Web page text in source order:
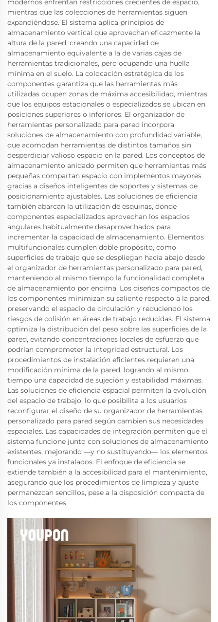
modernos enfrentan restricciones crecientes de espacio,
mientras que las colecciones de herramientas siguen
expandiéndose. El sistema aplica principios de
almacenamiento vertical que aprovechan eficazmente la
altura de la pared, creando una capacidad de
almacenamiento equivalente a la de varias cajas de
herramientas tradicionales, pero ocupando una huella
mínima en el suelo. La colocación estratégica de los
componentes garantiza que las herramientas más
utilizadas ocupen zonas de máxima accesibilidad, mientras
que los equipos estacionales o especializados se ubican en
posiciones superiores o inferiores. El organizador de
herramientas personalizado para pared incorpora
soluciones de almacenamiento con profundidad variable,
que acomodan herramientas de distintos tamaños sin
desperdiciar valioso espacio en la pared. Los conceptos de
almacenamiento anidado permiten que herramientas más
pequeñas compartan espacio con implementos mayores
gracias a diseños inteligentes de soportes y sistemas de
posicionamiento ajustables. Las soluciones de eficiencia
también abarcan la utilización de esquinas, donde
componentes especializados aprovechan los espacios
angulares habitualmente desaprovechados para
incrementar la capacidad de almacenamiento. Elementos
multifuncionales cumplen doble propósito, como
superficies de trabajo que se despliegan hacia abajo desde
el organizador de herramientas personalizado para pared,
manteniendo al mismo tiempo la funcionalidad completa
de almacenamiento por encima. Los diseños compactos de
los componentes minimizan su saliente respecto a la pared,
preservando el espacio de circulación y reduciendo los
riesgos de colisión en áreas de trabajo reducidas. El sistema
optimiza la distribución del peso sobre las superficies de la
pared, evitando concentraciones locales de esfuerzo que
podrían comprometer la integridad estructural. Los
procedimientos de instalación eficientes requieren una
modificación mínima de la pared, logrando al mismo
tiempo una capacidad de sujeción y estabilidad máximas.
Las soluciones de eficiencia espacial permiten la evolución
del espacio de trabajo, lo que posibilita a los usuarios
reconfigurar el diseño de su organizador de herramientas
personalizado para pared según cambien sus necesidades
espaciales. Las capacidades de integración permiten que el
sistema funcione junto con soluciones de almacenamiento
existentes, mejorando —y no sustituyendo— los elementos
funcionales ya instalados. El enfoque de eficiencia se
extiende también a la accesibilidad para el mantenimiento,
asegurando que los procedimientos de limpieza y ajuste
permanezcan sencillos, pese a la disposición compacta de
los componentes.